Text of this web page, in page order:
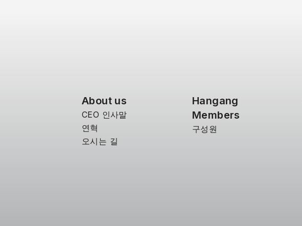
About us
CEO 인사말
연혁
오시는 길
Hangang
Members
구성원